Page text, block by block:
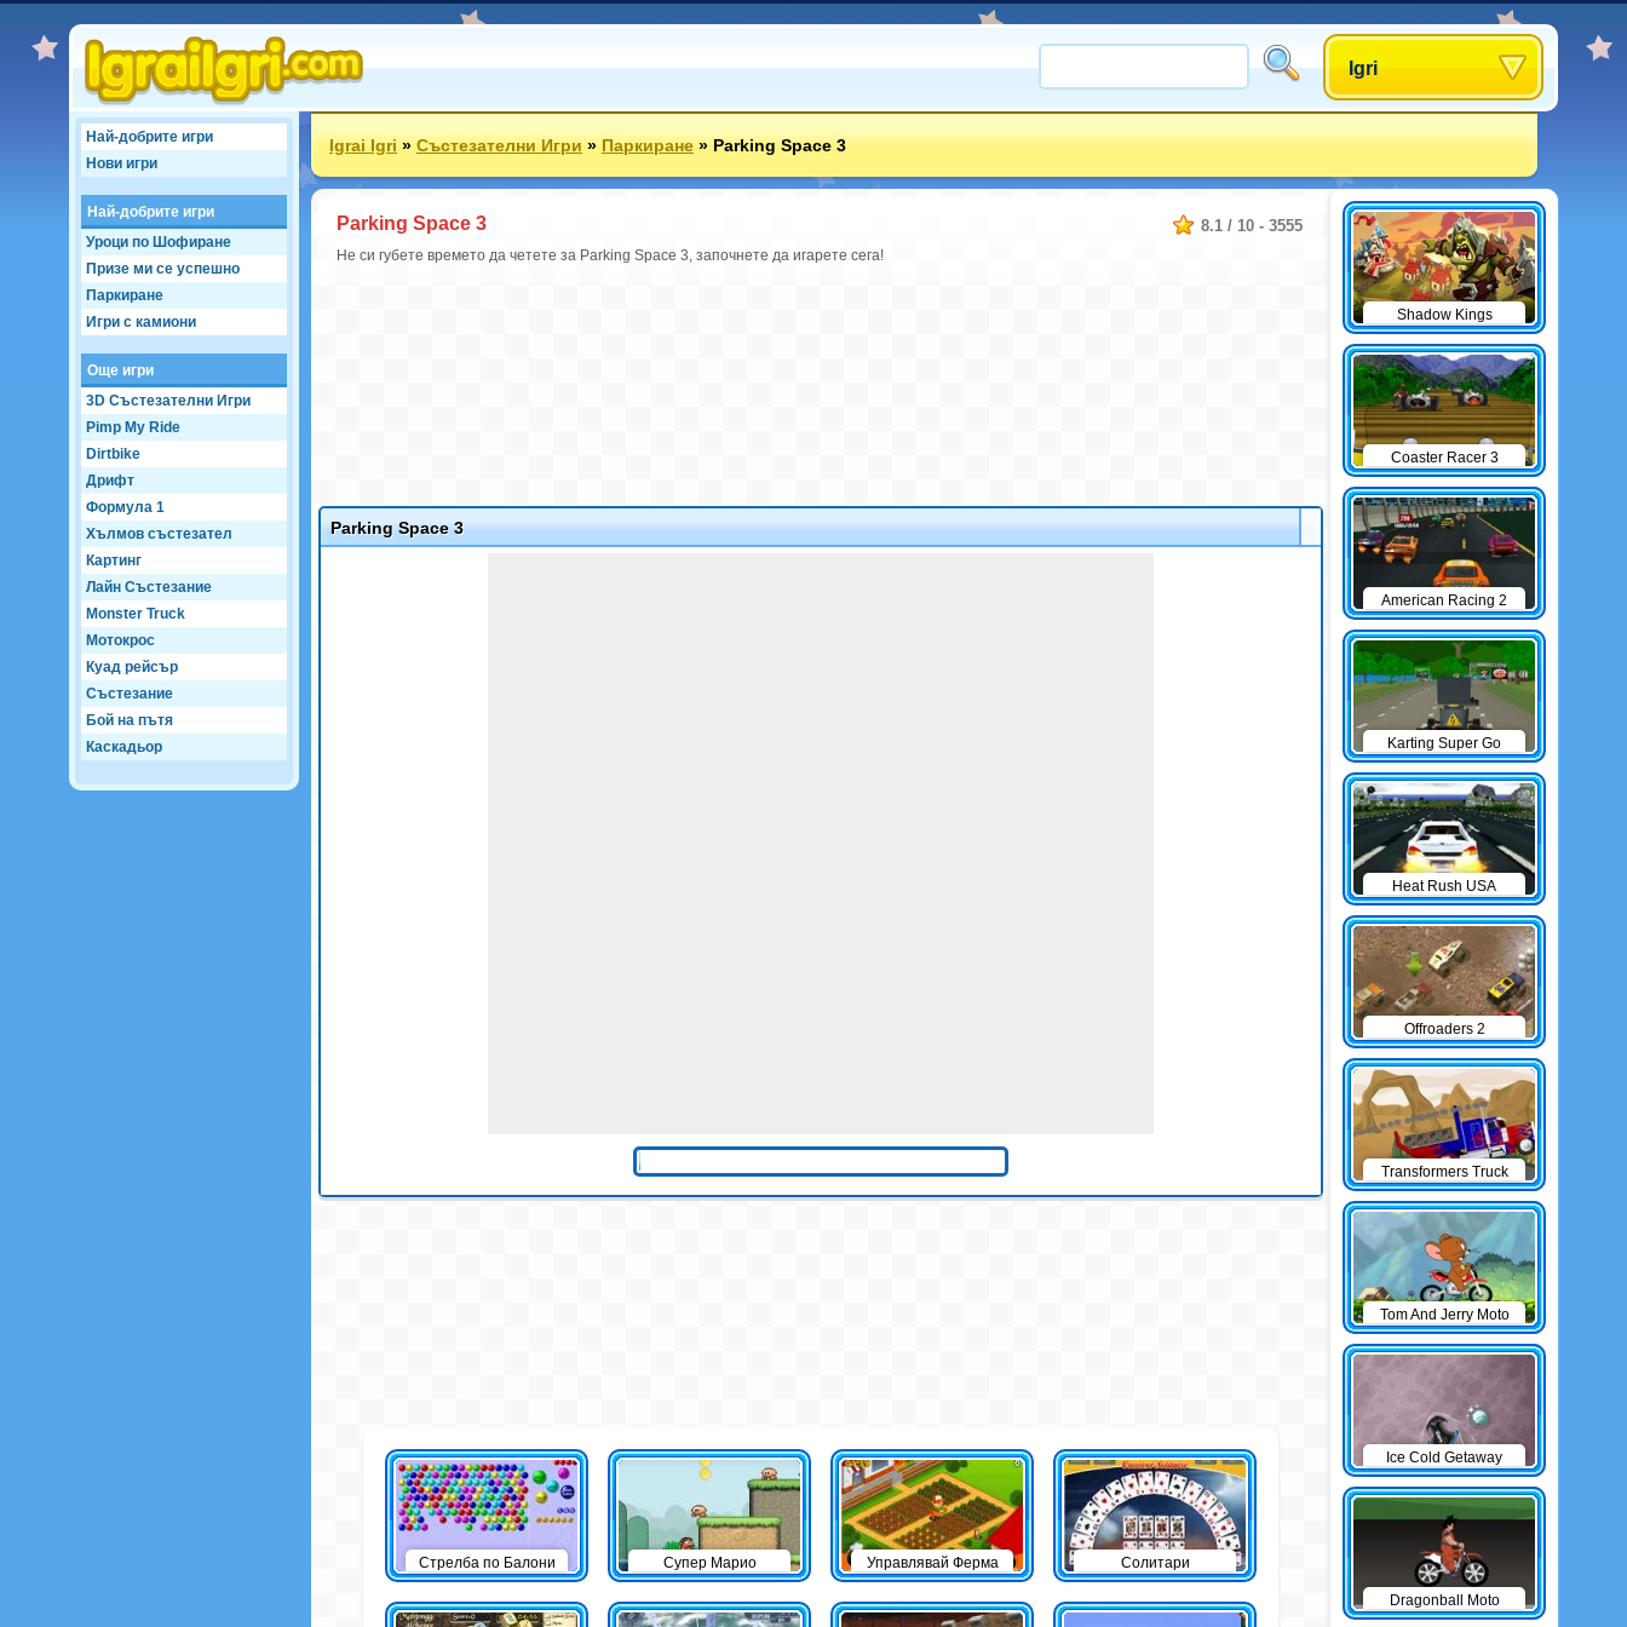
Igri
Най-добрите игри
Нови игри
Най-добрите игри
Уроци по Шофиране
Призе ми се успешно
Паркиране
Игри с камиони
Още игри
3D Състезателни Игри
Pimp My Ride
Dirtbike
Дрифт
Формула 1
Хълмов състезател
Картинг
Лайн Състезание
Monster Truck
Мотокрос
Куад рейсър
Състезание
Бой на пътя
Каскадьор
Igrai Igri»Състезателни Игри»Паркиране»Parking Space 3
8.1 / 10 - 3555
Parking Space 3
Не си губете времето да четете за Parking Space 3, започнете да игарете сега!
Parking Space 3
Стрелба по Балони Супер Марио Управлявай Ферма Солитари
Shadow Kings
Coaster Racer 3
American Racing 2
Karting Super Go
Heat Rush USA
Offroaders 2
Transformers Truck
Tom And Jerry Moto
Ice Cold Getaway
Dragonball Moto
Game